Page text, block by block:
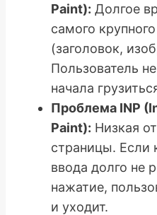
Paint): Долгое
самого
(заголовок,
Пользователь
начала
Проблема INP
Paint): Низкая
страницы. Если
ввода долго не
нажатие,
и уходит.